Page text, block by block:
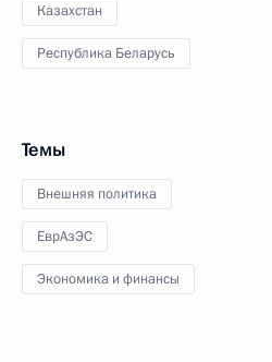
Казахстан
Республика Беларусь
Темы
Внешняя политика
ЕврАзЭС
Экономика и финансы